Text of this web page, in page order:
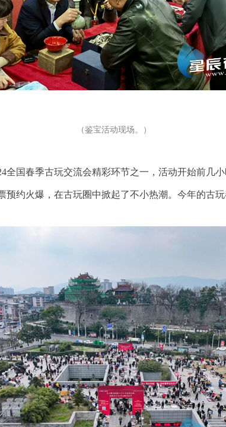
（鉴宝活动现场。）
全国春季古玩交流会精彩环节之一，活动开始前几
约火爆，在古玩圈中掀起了不小热潮。今年的古玩